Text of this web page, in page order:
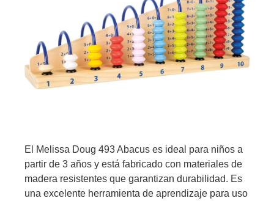
El Melissa Doug 493 Abacus es ideal para niños a
partir de 3 años y está fabricado con materiales de
madera resistentes que garantizan durabilidad. Es
una excelente herramienta de aprendizaje para uso